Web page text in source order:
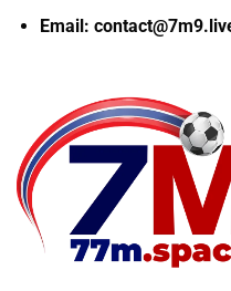
Email: